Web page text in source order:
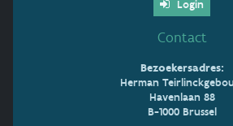
Login
Contact
Bezoekersadres:
Herman
Havenlaan 88
B-1000 Brussel